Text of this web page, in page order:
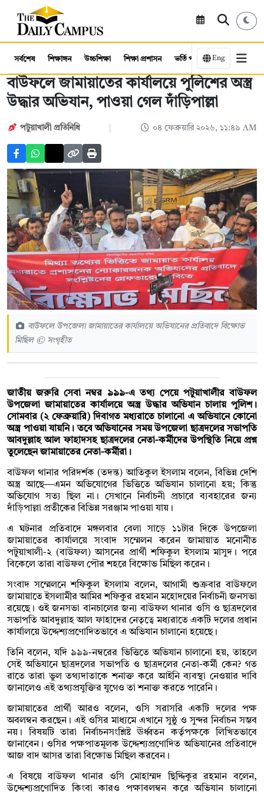
সর্বশেষ শিক্ষাঙ্গন উচ্চশিক্ষা শিক্ষা প্রশাসন ভর্তি পরীক্ষা কর্মসংস্থান
Eng
বাউফলে জামায়াতের কার্যালয়ে পুলিশের অস্ত্র
উদ্ধার অভিযান, পাওয়া গেল দাঁড়িপাল্লা
পটুয়াখালী প্রতিনিধি ০৪ ফেব্রুয়ারি ২০২৬, ১১:৪৯ AM
বাউফলে উপজেলা জামায়াতের কার্যালয়ে অভিযানের প্রতিবাদে বিক্ষোভ
মিছিল © সংগৃহীত
জাতীয় জরুরি সেবা নম্বর ৯৯৯-এ তথ্য পেয়ে পটুয়াখালীর বাউফল
উপজেলা জামায়াতের কার্যালয়ে অস্ত্র উদ্ধার অভিযান চালায় পুলিশ।
সোমবার (২ ফেব্রুয়ারি) দিবাগত মধ্যরাতে চালানো এ অভিযানে কোনো
অস্ত্র পাওয়া যায়নি। তবে অভিযানের সময় উপজেলা ছাত্রদলের সভাপতি
আবদুল্লাহ আল ফাহাদসহ ছাত্রদলের নেতা-কর্মীদের উপস্থিতি নিয়ে প্রশ্ন
তুলেছেন জামায়াতের নেতা-কর্মীরা।
বাউফল থানার পরিদর্শক (তদন্ত) আতিকুল ইসলাম বলেন, বিভিন্ন দেশি
অস্ত্র আছে—এমন অভিযোগের ভিত্তিতে অভিযান চালানো হয়; কিন্তু
অভিযোগ সত্য ছিল না। সেখানে নির্বাচনী প্রচারে ব্যবহারের জন্য
দাঁড়িপাল্লা প্রতীকের বিভিন্ন সরঞ্জাম পাওয়া যায়।
এ ঘটনার প্রতিবাদে মঙ্গলবার বেলা সাড়ে ১১টার দিকে উপজেলা
জামায়াতের কার্যালয়ে সংবাদ সম্মেলন করেন জামায়াত মনোনীত
পটুয়াখালী-২ (বাউফল) আসনের প্রার্থী শফিকুল ইসলাম মাসুদ। পরে
বিকেলে তারা বাউফল পৌর শহরে বিক্ষোভ মিছিল করেন।
সংবাদ সম্মেলনে শফিকুল ইসলাম বলেন, আগামী শুক্রবার বাউফলে
জামায়াতে ইসলামীর আমির শফিকুর রহমান মহোদয়ের নির্বাচনী জনসভা
রয়েছে। ওই জনসভা বানচালের জন্য বাউফল থানার ওসি ও ছাত্রদলের
সভাপতি আবদুল্লাহ আল ফাহাদের নেতৃত্বে মধ্যরাতে একটি দলের প্রধান
কার্যালয়ে উদ্দেশ্যপ্রণোদিতভাবে এ অভিযান চালানো হয়েছে।
তিনি বলেন, যদি ৯৯৯-নম্বরের ভিত্তিতে অভিযান চালানো হয়, তাহলে
সেই অভিযানে ছাত্রদলের সভাপতি ও ছাত্রদলের নেতা-কর্মী কেন? গত
রাতে তারা ভুল তথ্যদাতাকে শনাক্ত করে আইনি ব্যবস্থা নেওয়ার দাবি
জানালেও এই তথ্যপ্রযুক্তির যুগেও তা শনাক্ত করতে পারেনি।
জামায়াতের প্রার্থী আরও বলেন, ওসি সরাসরি একটি দলের পক্ষ
অবলম্বন করছেন। এই ওসির মাধ্যমে এখানে সুষ্ঠু ও সুন্দর নির্বাচন সম্ভব
নয়। বিষয়টি তারা নির্বাচনসংশ্লিষ্ট ঊর্ধ্বতন কর্তৃপক্ষকে লিখিতভাবে
জানাবেন। ওসির পক্ষপাতমূলক উদ্দেশ্যপ্রণোদিত অভিযানের প্রতিবাদে
আজ বাদ আসর তারা বিক্ষোভ মিছিল করবেন।
এ বিষয়ে বাউফল থানার ওসি মোহাম্মদ ছিদ্দিকুর রহমান বলেন,
উদ্দেশ্যপ্রণোদিত কিংবা কারও পক্ষাবলম্বন করে অভিযান চালানো